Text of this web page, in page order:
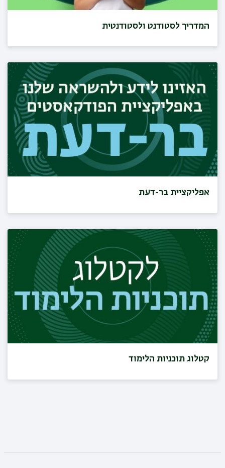
המדריך לסטודנט ולסטודנטית
אפליקציית בר-דעת
קטלוג תוכניות הלימוד